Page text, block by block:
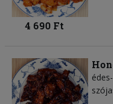
4 690 Ft